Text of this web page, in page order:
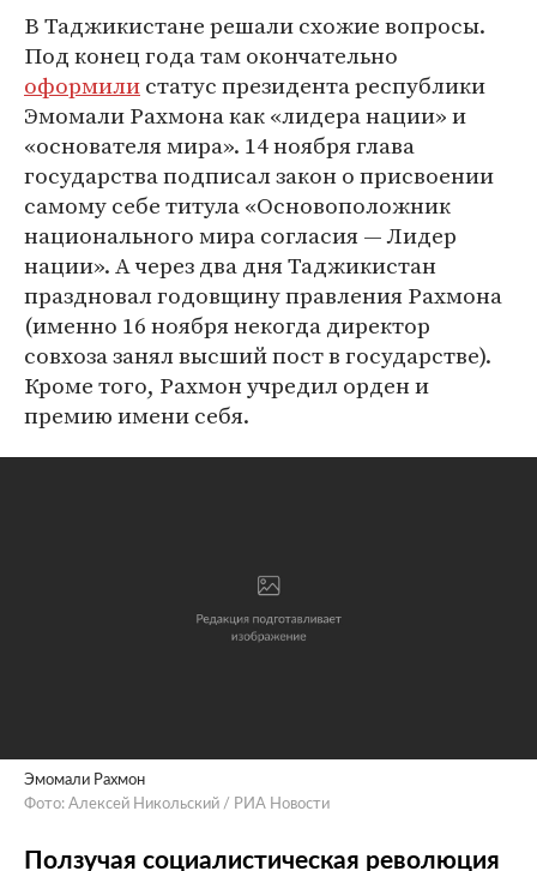
В Таджикистане решали схожие вопросы.
Под конец года там окончательно
оформилистатус президента республики
Эмомали Рахмона как «лидера нации» и
«основателя мира». 14 ноября глава
государства подписал закон о присвоении
самому себе титула «Основоположник
национального мира согласия — Лидер
нации». А через два дня Таджикистан
праздновал годовщину правления Рахмона
(именно 16 ноября некогда директор
совхоза занял высший пост в государстве).
Кроме того, Рахмон учредил орден и
премию имени себя.
Эмомали Рахмон
Фото: Алексей Никольский / РИА Новости
Ползучая социалистическая революция